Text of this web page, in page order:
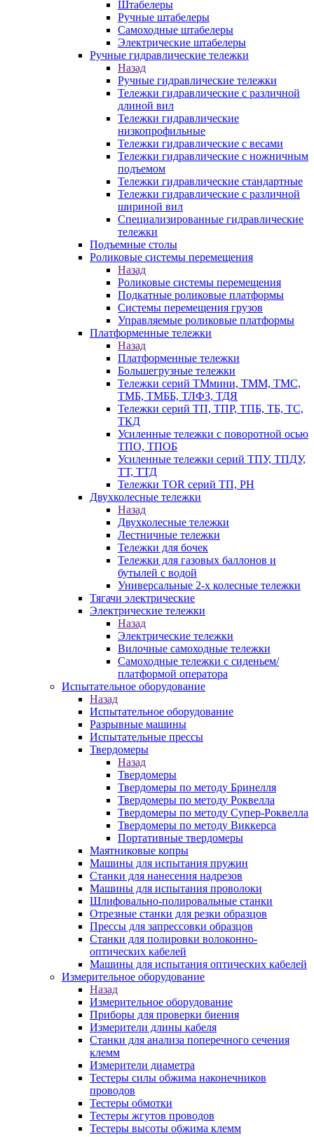
Штабелеры
Ручные штабелеры
Самоходные штабелеры
Электрические штабелеры
Ручные гидравлические тележки
Назад
Ручные гидравлические тележки
Тележки гидравлические с различной
длиной вил
Тележки гидравлические
низкопрофильные
Тележки гидравлические с весами
Тележки гидравлические с ножничным
подъемом
Тележки гидравлические стандартные
Тележки гидравлические с различной
шириной вил
Специализированные гидравлические
тележки
Подъемные столы
Роликовые системы перемещения
Назад
Роликовые системы перемещения
Подкатные роликовые платформы
Системы перемещения грузов
Управляемые роликовые платформы
Платформенные тележки
Назад
Платформенные тележки
Большегрузные тележки
Тележки серий ТМмини, ТММ, ТМС,
ТМБ, ТМББ, ТЛФЗ, ТДЯ
Тележки серий ТП, ТПР, ТПБ, ТБ, ТС,
ТКД
Усиленные тележки с поворотной осью
ТПО, ТПОБ
Усиленные тележки серий ТПУ, ТПДУ,
ТТ, ТТД
Тележки TOR серий ТП, PH
Двухколесные тележки
Назад
Двухколесные тележки
Лестничные тележки
Тележки для бочек
Тележки для газовых баллонов и
бутылей с водой
Универсальные 2-х колесные тележки
Тягачи электрические
Электрические тележки
Назад
Электрические тележки
Вилочные самоходные тележки
Самоходные тележки с сиденьем/
платформой оператора
Испытательное оборудование
Назад
Испытательное оборудование
Разрывные машины
Испытательные прессы
Твердомеры
Назад
Твердомеры
Твердомеры по методу Бринелля
Твердомеры по методу Роквелла
Твердомеры по методу Супер-Роквелла
Твердомеры по методу Виккерса
Портативные твердомеры
Маятниковые копры
Машины для испытания пружин
Станки для нанесения надрезов
Машины для испытания проволоки
Шлифовально-полировальные станки
Отрезные станки для резки образцов
Прессы для запрессовки образцов
Станки для полировки волоконно-
оптических кабелей
Машины для испытания оптических кабелей
Измерительное оборудование
Назад
Измерительное оборудование
Приборы для проверки биения
Измерители длины кабеля
Станки для анализа поперечного сечения
клемм
Измерители диаметра
Тестеры силы обжима наконечников
проводов
Тестеры обмотки
Тестеры жгутов проводов
Тестеры высоты обжима клемм